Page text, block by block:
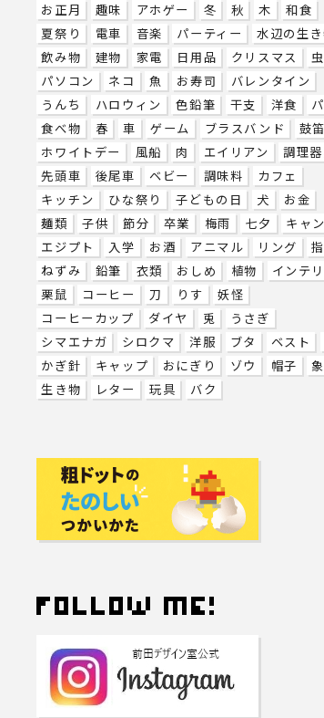
お正月
趣味 アホゲー 冬 秋 木
和食
夏祭り
電車 音楽 パーティー
水辺の生
飲み物
建物 家電 日用品 クリスマス
虫
パソコン
ネコ 魚 お寿司
バレンタイン
うんち
ハロウィン 色鉛筆 干支 洋食
食べ物
春 車 ゲーム ブラスバンド
鼓
ホワイトデー
風船 肉 エイリアン
調理
先頭車
後尾車 ベビー 調味料
カフェ
キッチン
ひな祭り 子どもの日 犬
お金
麺類
子供 節分 卒業 梅雨 七夕
キャ
エジプト
入学 お酒 アニマル リング
ねずみ
鉛筆 衣類 おしめ 植物
インテ
栗鼠
コーヒー 刀 りす
妖怪
コーヒーカップ
ダイヤ 兎
うさぎ
シマエナガ
シロクマ 洋服 ブタ ベスト
かぎ針
キャップ おにぎり ゾウ 帽子
象
生き物
レター 玩具 バク